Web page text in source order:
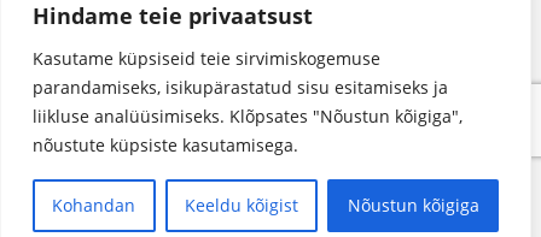
Hindame teie privaatsust
Kasutame küpsiseid teie sirvimiskogemuse
parandamiseks, isikupärastatud sisu esitamiseks ja
liikluse analüüsimiseks. Klõpsates "Nõustun kõigiga",
nõustute küpsiste kasutamisega.
Kohandan Keeldu kõigist Nõustun kõigiga